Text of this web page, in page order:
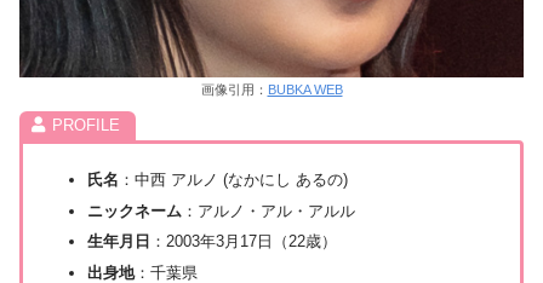
画像引用： BUBKA WEB
氏名 ：中西 アルノ (なかにし あるの)
ニックネーム ：アルノ・アル・アルル
生年月日 ：2003年3月17日（22歳）
出身地：千葉県